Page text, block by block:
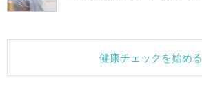
健康チェックを始める